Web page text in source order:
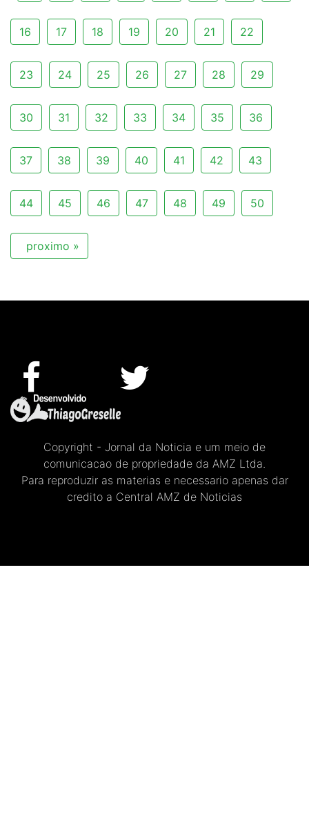
16 17 18 19 20 21 22
23 24 25 26 27 28 29
30 31 32 33 34 35 36
37 38 39 40 41 42 43
44 45 46 47 48 49 50
proximo »
Copyright - Jornal da Noticia e um meio de
comunicacao de propriedade da AMZ Ltda.
Para reproduzir as materias e necessario apenas dar
credito a Central AMZ de Noticias